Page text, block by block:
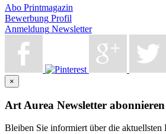
Abo Printmagazin
Bewerbung Profil
Anmeldung Newsletter
×
Art Aurea Newsletter abonnieren
Bleiben Sie informiert über die